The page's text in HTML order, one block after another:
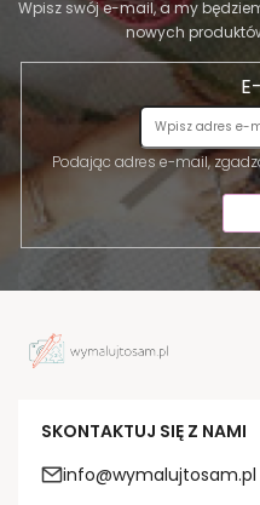
Wpisz swój e-mail, a my
nowych
Podając adres e-mail,
SKONTAKTUJ SIĘ Z NAMI
info@wymalujtosam.pl